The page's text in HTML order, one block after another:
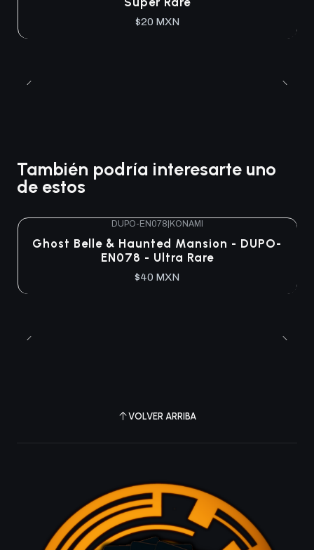
$20 MXN
También podría interesarte uno
de estos
Agotado
DUPO-EN078 KONAMI
Ghost Belle & Haunted Mansion - DUPO-
EN078 - Ultra Rare
$40 MXN
VOLVER ARRIBA